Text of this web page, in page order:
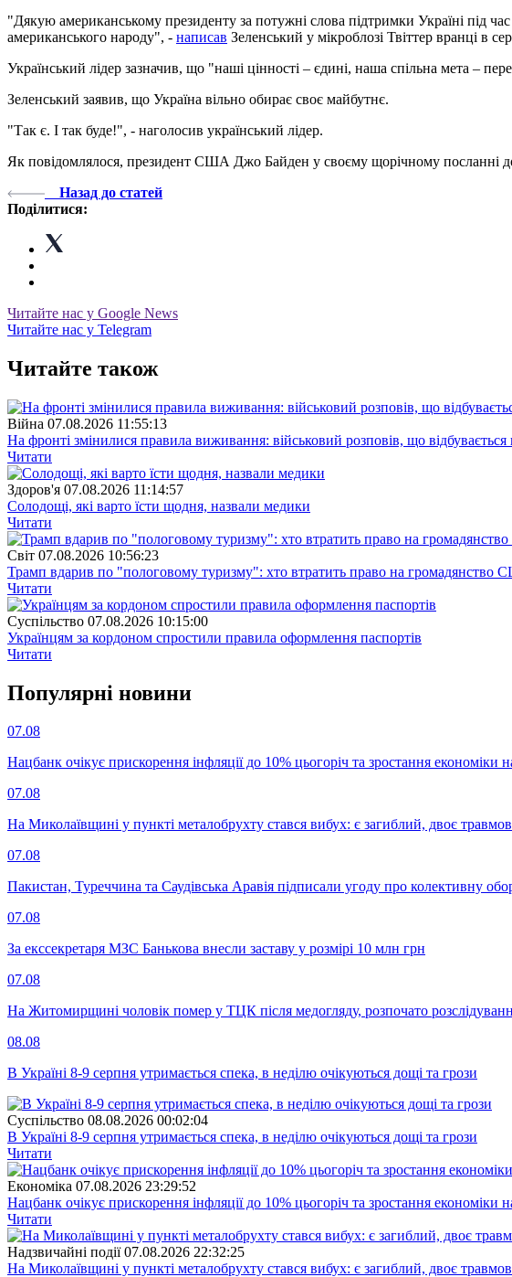
"Дякую американському президенту за потужні слова підтримки Україні під
американського народу", - написав Зеленський у мікроблозі Твіттер вранці в
Український лідер зазначив, що "наші цінності – єдині, наша спільна мета –
Зеленський заявив, що Україна вільно обирає своє майбутнє.
"Так є. І так буде!", - наголосив український лідер.
Як повідомлялося, президент США Джо Байден у своєму щорічному посланні
Назад до статей
Поділитися:
Читайте нас у Google News
Читайте нас у Telegram
Читайте також
Війна 07.08.2026 11:55:13
На фронті змінилися правила виживання: військовий розповів, що відбувається
Читати
Здоров'я 07.08.2026 11:14:57
Солодощі, які варто їсти щодня, назвали медики
Читати
Свiт 07.08.2026 10:56:23
Трамп вдарив по "пологовому туризму": хто втратить право на громадянство
Читати
Суспiльство 07.08.2026 10:15:00
Українцям за кордоном спростили правила оформлення паспортів
Читати
Популярнi новини
07.08
Нацбанк очікує прискорення інфляції до 10% цьогоріч та зростання економіки
07.08
На Миколаївщині у пункті металобрухту стався вибух: є загиблий, двоє
07.08
Пакистан, Туреччина та Саудівська Аравія підписали угоду про колективну
07.08
За екссекретаря МЗС Банькова внесли заставу у розмірі 10 млн грн
07.08
На Житомирщині чоловік помер у ТЦК після медогляду, розпочато
08.08
В Україні 8-9 серпня утримається спека, в неділю очікуються дощі та грози
Суспiльство 08.08.2026 00:02:04
В Україні 8-9 серпня утримається спека, в неділю очікуються дощі та грози
Читати
Економіка 07.08.2026 23:29:52
Нацбанк очікує прискорення інфляції до 10% цьогоріч та зростання економіки
Читати
Надзвичайні події 07.08.2026 22:32:25
На Миколаївщині у пункті металобрухту стався вибух: є загиблий, двоє